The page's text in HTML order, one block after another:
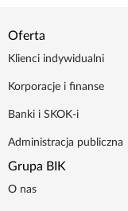
Oferta
Klienci indywidualni
Korporacje i finanse
Banki i SKOK-i
Administracja publiczna
Grupa BIK
O nas